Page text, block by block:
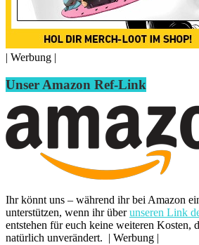
| Werbung |
Unser Amazon Ref-Link
Ihr könnt uns – während ihr bei Amazon
unterstützen, wenn ihr überunseren Link
entstehen für euch keine weiteren Kosten,
natürlich unverändert. | Werbung |